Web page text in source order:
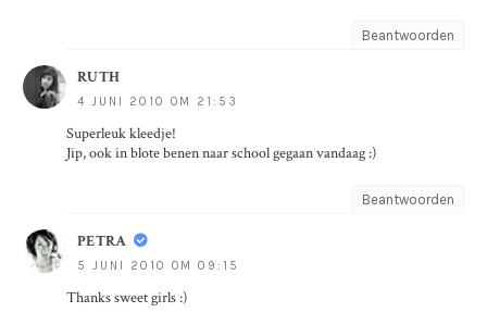
Beantwoorden
RUTH
4 JUNI 2010 OM 21:53
Superleuk kleedje!
Jip, ook in blote benen naar school gegaan vandaag :)
Beantwoorden
PETRA
5 JUNI 2010 OM 09:15
Thanks sweet girls :)